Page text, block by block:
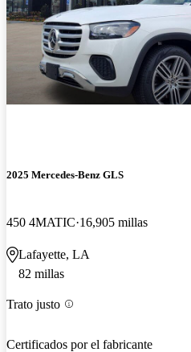
2025 Mercedes-Benz GLS
450 4MATIC 16,905 millas
Lafayette, LA
82 millas
Trato justo
Certificados por el fabricante